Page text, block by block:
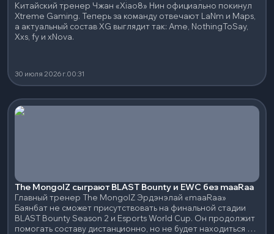
Китайский тренер Чжан «Xiao8» Нин официально покинул
Xtreme Gaming. Теперь за команду отвечают LaNm и Maps,
а актуальный состав XG выглядит так: Ame, NothingToSay,
Xxs, fy и xNova.
30 июля 2026 г.00:31
The MongolZ сыграют BLAST Bounty и EWC без maaRaa
Главный тренер The MongolZ Эрдэнэлай «maaRaa»
Баянбат не сможет присутствовать на финальной стадии
BLAST Bounty Season 2 и Esports World Cup. Он продолжит
помогать составу дистанционно, но не будет находиться с